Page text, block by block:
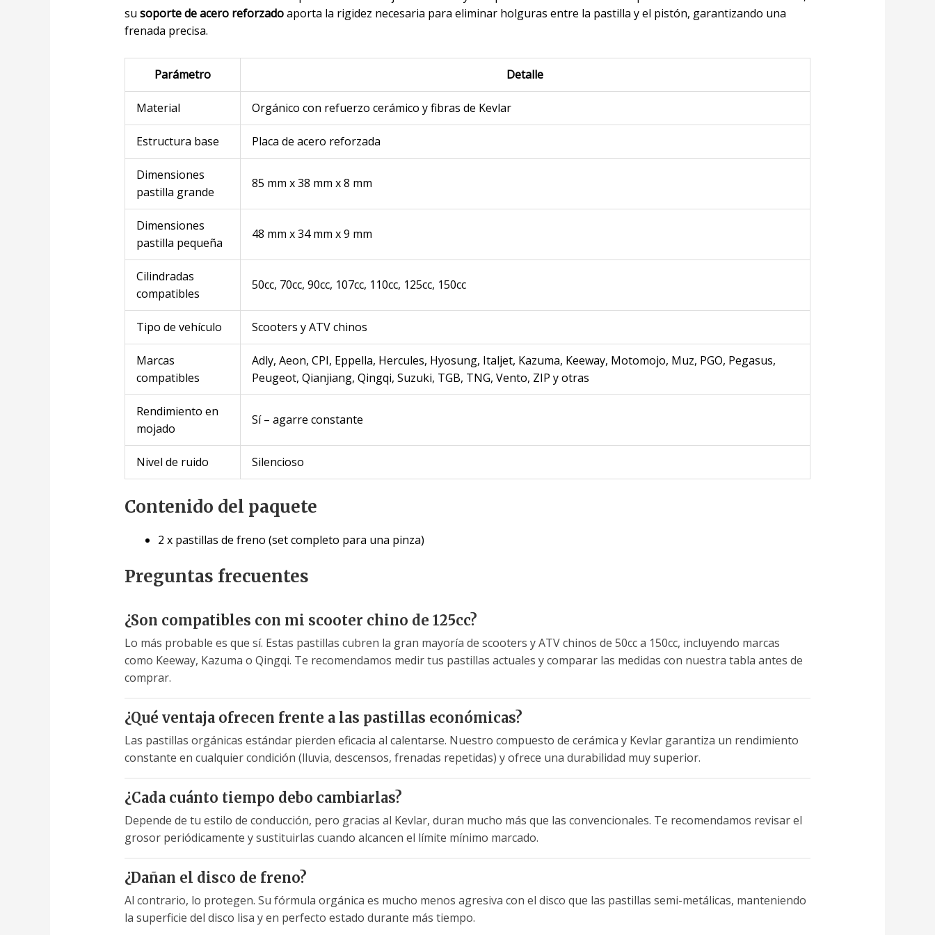
su soporte de acero reforzadoaporta la rigidez necesaria para eliminar holguras entre la pastilla y el pistón, garantizando una
frenada precisa.
Parámetro Detalle
Material Orgánico con refuerzo cerámico y fibras de Kevlar
Estructura base Placa de acero reforzada
Dimensiones
pastilla grande
85 mm x 38 mm x 8 mm
Dimensiones
pastilla pequeña
48 mm x 34 mm x 9 mm
Cilindradas
compatibles
50cc, 70cc, 90cc, 107cc, 110cc, 125cc, 150cc
Tipo de vehículo Scooters y ATV chinos
Marcas
compatibles
Adly, Aeon, CPI, Eppella, Hercules, Hyosung, Italjet, Kazuma, Keeway, Motomojo, Muz, PGO, Pegasus,
Peugeot, Qianjiang, Qingqi, Suzuki, TGB, TNG, Vento, ZIP y otras
Rendimiento en
mojado
Sí – agarre constante
Nivel de ruido Silencioso
Contenido del paquete
2 x pastillas de freno (set completo para una pinza)
Preguntas frecuentes
¿Son compatibles con mi scooter chino de 125cc?
Lo más probable es que sí. Estas pastillas cubren la gran mayoría de scooters y ATV chinos de 50cc a 150cc, incluyendo marcas
como Keeway, Kazuma o Qingqi. Te recomendamos medir tus pastillas actuales y comparar las medidas con nuestra tabla antes de
comprar.
¿Qué ventaja ofrecen frente a las pastillas económicas?
Las pastillas orgánicas estándar pierden eficacia al calentarse. Nuestro compuesto de cerámica y Kevlar garantiza un rendimiento
constante en cualquier condición (lluvia, descensos, frenadas repetidas) y ofrece una durabilidad muy superior.
¿Cada cuánto tiempo debo cambiarlas?
Depende de tu estilo de conducción, pero gracias al Kevlar, duran mucho más que las convencionales. Te recomendamos revisar el
grosor periódicamente y sustituirlas cuando alcancen el límite mínimo marcado.
¿Dañan el disco de freno?
Al contrario, lo protegen. Su fórmula orgánica es mucho menos agresiva con el disco que las pastillas semi-metálicas, manteniendo
la superficie del disco lisa y en perfecto estado durante más tiempo.